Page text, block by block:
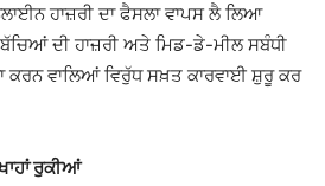
ਹਾਜ਼ਰੀ ਦਾ ਫੈਸਲਾ ਵਾਪਸ ਲੈ ਲਿਆ
ਦੀ ਹਾਜ਼ਰੀ ਅਤੇ ਮਿਡ-ਡੇ-ਮੀਲ ਸਬੰਧੀ
ਵਾਲਿਆਂ ਵਿਰੁੱਧ ਸਖ਼ਤ ਕਾਰਵਾਈ ਸ਼ੁਰੂ ਕਰ
ਰੁਕੀਆਂ